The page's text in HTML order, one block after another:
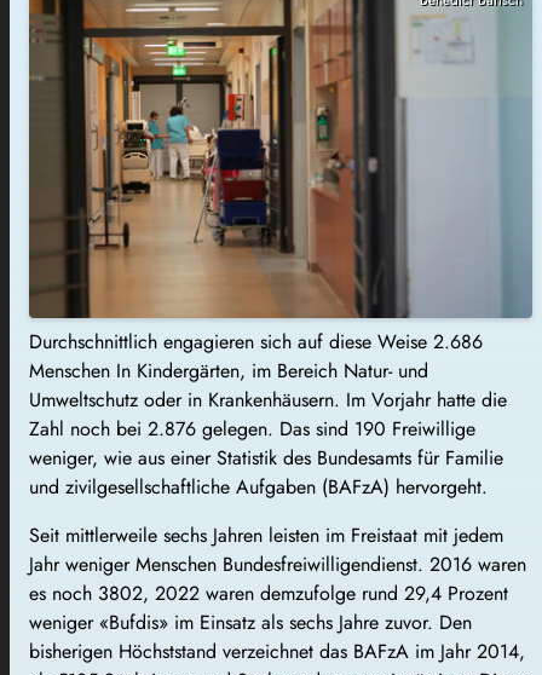
Durchschnittlich engagieren sich auf diese Weise 2.686
Menschen In Kindergärten, im Bereich Natur- und
Umweltschutz oder in Krankenhäusern. Im Vorjahr hatte die
Zahl noch bei 2.876 gelegen. Das sind 190 Freiwillige
weniger, wie aus einer Statistik des Bundesamts für Familie
und zivilgesellschaftliche Aufgaben (BAFzA) hervorgeht.
Seit mittlerweile sechs Jahren leisten im Freistaat mit jedem
Jahr weniger Menschen Bundesfreiwilligendienst. 2016 waren
es noch 3802, 2022 waren demzufolge rund 29,4 Prozent
weniger «Bufdis» im Einsatz als sechs Jahre zuvor. Den
bisherigen Höchststand verzeichnet das BAFzA im Jahr 2014,